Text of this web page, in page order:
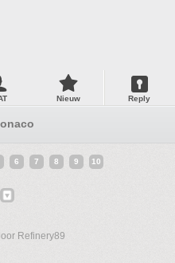
Nieuw Reply
6 7 8 9 10
Refinery89